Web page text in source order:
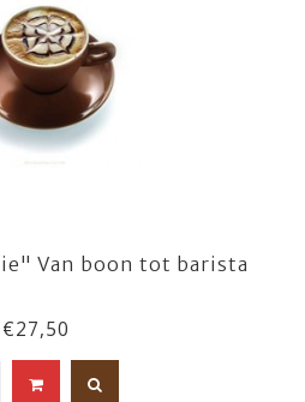
Van boon tot barista
€27,50